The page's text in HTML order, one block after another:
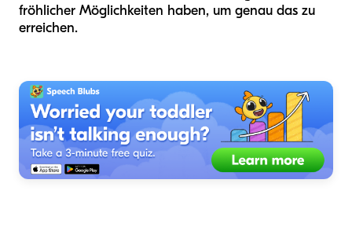
fröhlicher Möglichkeiten haben, um genau das zu
erreichen.